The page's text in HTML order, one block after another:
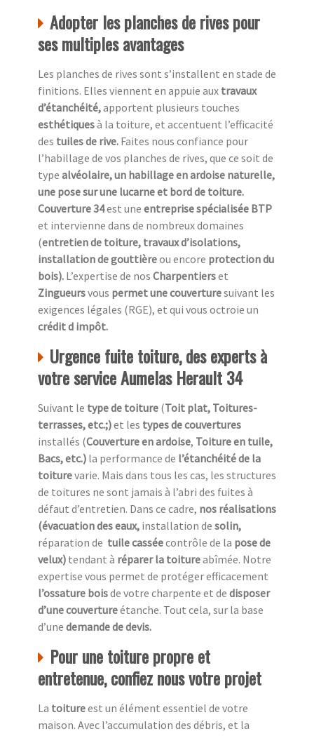
Adopter les planches de rives pour
ses multiples avantages
Les planches de rives sont s’installent en stade de
finitions. Elles viennent en appuie aux travaux
d’étanchéité,apportent plusieurs touches
esthétiquesà la toiture, et accentuent l’efficacité
des tuiles de rive. Faites nous confiance pour
l’habillage de vos planches de rives, que ce soit de
type alvéolaire, un habillage en ardoise naturelle,
une pose sur une lucarne et bord de toiture.
Couverture 34est une entreprise spécialisée BTP
et intervienne dans de nombreux domaines
(entretien de toiture, travaux d’isolations,
installation de gouttièreou encore protection du
bois). L’expertise de nos Charpentierset
Zingueursvous permet une couverturesuivant les
exigences légales (RGE), et qui vous octroie un
crédit d impôt.
Urgence fuite toiture, des experts à
votre service Aumelas Herault 34
Suivant le type de toiture (Toit plat, Toitures-
terrasses, etc.;)et les types de couvertures
installés (Couverture en ardoise, Toiture en tuile,
Bacs, etc.) la performance de l’étanchéité de la
toiturevarie. Mais dans tous les cas, les structures
de toitures ne sont jamais à l’abri des fuites à
défaut d’entretien. Dans ce cadre, nos réalisations
(évacuation des eaux, installation de solin,
réparation de tuile casséecontrôle de la pose de
velux) tendant à réparer la toitureabîmée. Notre
expertise vous permet de protéger efficacement
l’ossature boisde votre charpente et de disposer
d’une couvertureétanche. Tout cela, sur la base
d’une demande de devis.
Pour une toiture propre et
entretenue, confiez nous votre projet
La toitureest un élément essentiel de votre
maison. Avec l’accumulation des débris, et la